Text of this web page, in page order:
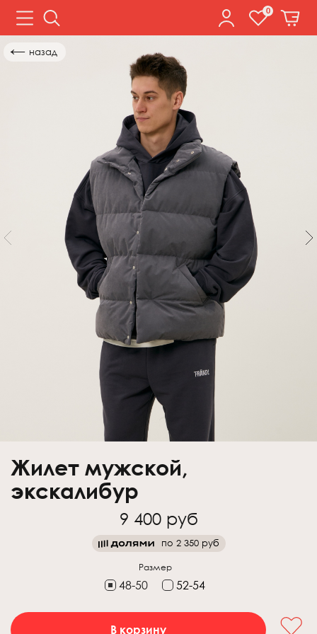
0
← назад
Жилет мужской,
экскалибур
9 400 руб
по 2 350 руб
Размер
48-50 52-54
В корзину